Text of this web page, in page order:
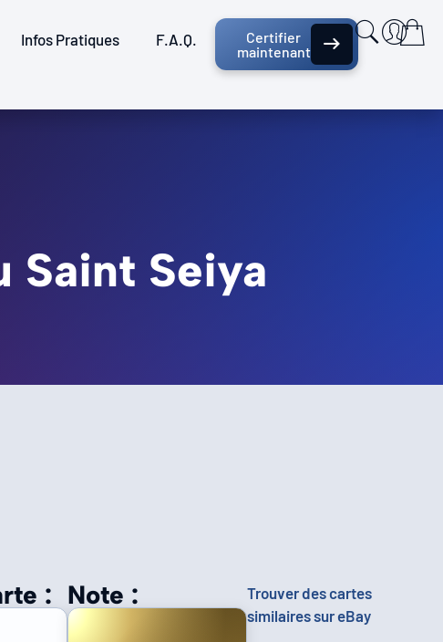
Infos Pratiques F.A.Q.
Certifier
maintenant
Saint Seiya
: Note :
Trouver des cartes
similaires sur eBay